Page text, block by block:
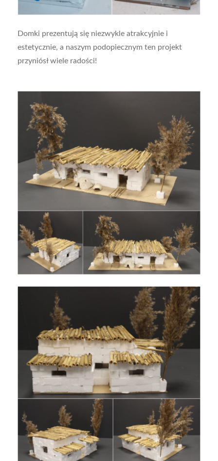
Domki prezentują się niezwykle atrakcyjnie i
estetycznie, a naszym podopiecznym ten projekt
przyniósł wiele radości!